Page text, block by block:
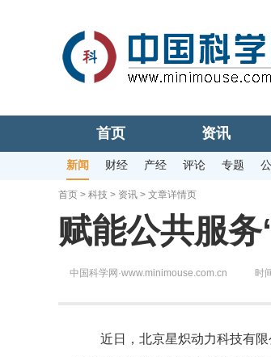
首页 资讯
新闻 财经 产经 评论 专题
首页 > 科技 > 资讯 > 文章详情页
赋能公共服
中国科学网·www.minimouse.com.cn 时
近日，北京星炽动力科技有